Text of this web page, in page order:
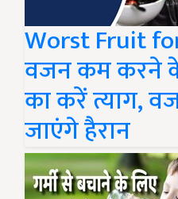
Worst Fruit
वजन कम करने
का करें त्याग,
जाएंगे हैरान